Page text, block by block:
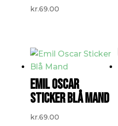
kr.69.00
EMIL OSCAR
STICKER BLÅ MAND
kr.69.00